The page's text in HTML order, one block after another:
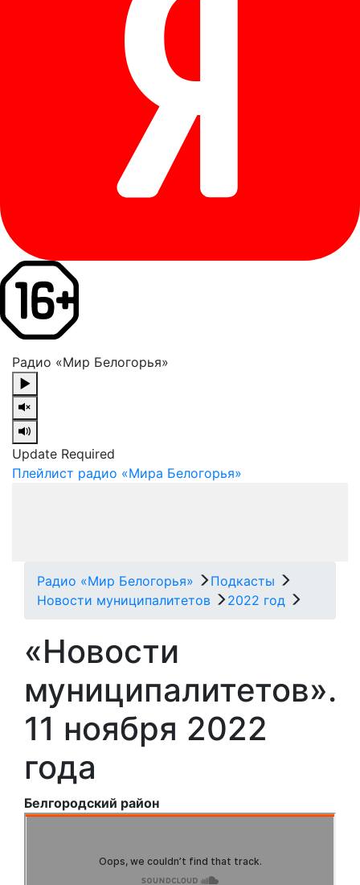
Радио «Мир Белогорья»
Update Required
Плейлист радио «Мира Белогорья»
Радио «Мир Белогорья»
Подкасты
Новости муниципалитетов
2022 год
«Новости
муниципалитетов».
11 ноября 2022
года
Белгородский район